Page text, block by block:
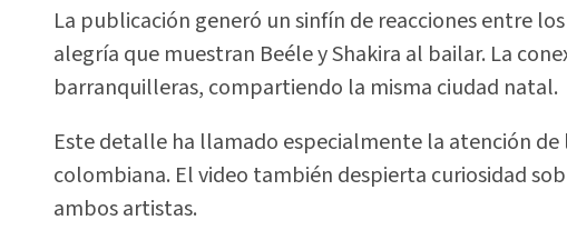
La publicación generó un sinfín de reacciones entre
alegría que muestran Beéle y Shakira al bailar. La
barranquilleras, compartiendo la misma ciudad natal.
Este detalle ha llamado especialmente la atención
colombiana. El video también despierta curiosidad
ambos artistas.